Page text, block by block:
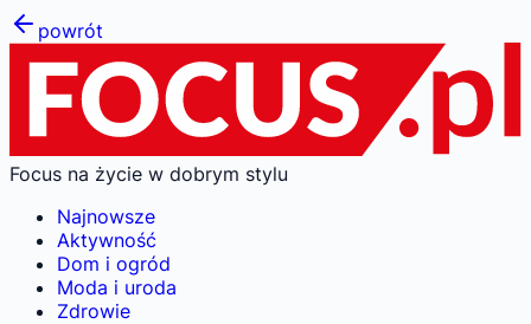
powrót
Focus na życie w dobrym stylu
Najnowsze
Aktywność
Dom i ogród
Moda i uroda
Zdrowie